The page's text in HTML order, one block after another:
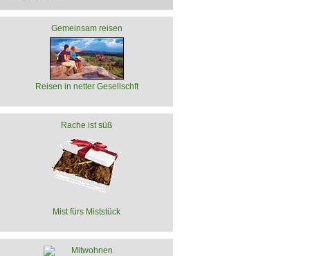
Gemeinsam reisen
Reisen in netter Gesellschft
Rache ist süß
Mist fürs Miststück